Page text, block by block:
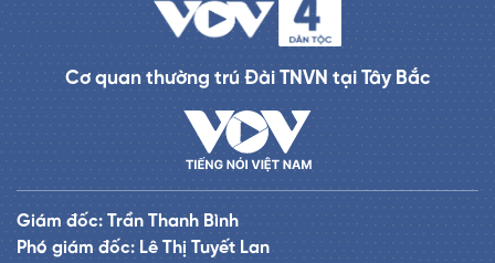
Cơ quan thường trú Đài TNVN tại Tây Bắc
Giám đốc: Trần Thanh Bình
Phó giám đốc: Lê Thị Tuyết Lan